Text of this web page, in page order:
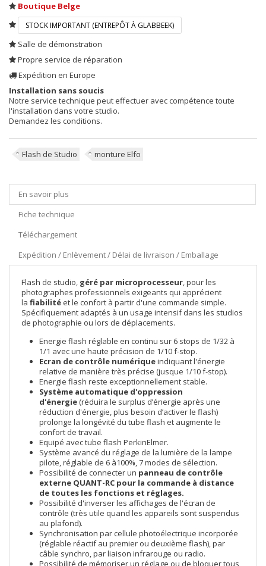
Boutique Belge
STOCK IMPORTANT (ENTREPÔT À GLABBEEK)
Salle de démonstration
Propre service de réparation
Expédition en Europe
Installation sans soucis
Notre service technique peut effectuer avec compétence toute
l'installation dans votre studio.
Demandez les conditions.
Flash de Studio monture Elfo
En savoir plus
Fiche technique
Téléchargement
Expédition / Enlèvement / Délai de livraison / Emballage
Flash de studio, géré par microprocesseur, pour les
photographes professionnels exigeants qui apprécient
la fiabilité et le confort à partir d'une commande simple.
Spécifiquement adaptés à un usage intensif dans les studios
de photographie ou lors de déplacements.
Energie flash réglable en continu sur 6 stops de 1/32 à
1/1 avec une haute précision de 1/10 f-stop.
Ecran de contrôle numériqueindiquant l'énergie
relative de manière très précise (jusque 1/10 f-stop).
Energie flash reste exceptionnellement stable.
Système automatique d'oppression
d'énergie (réduira le surplus d’énergie après une
réduction d'énergie, plus besoin d’activer le flash)
prolonge la longévité du tube flash et augmente le
confort de travail.
Equipé avec tube flash PerkinElmer.
Système avancé du réglage de la lumière de la lampe
pilote, réglable de 6 à100%, 7 modes de sélection.
Possibilité de connecter un panneau de contrôle
externe QUANT-RC pour la commande à distance
de toutes les fonctions et réglages.
Possibilité d'inverser les affichages de l'écran de
contrôle (très utile quand les appareils sont suspendus
au plafond).
Synchronisation par cellule photoélectrique incorporée
(réglable réactif au premier ou deuxième flash), par
câble synchro, par liaison infrarouge ou radio.
Possibilité de mémoriser un réglage ou de bloquer tous